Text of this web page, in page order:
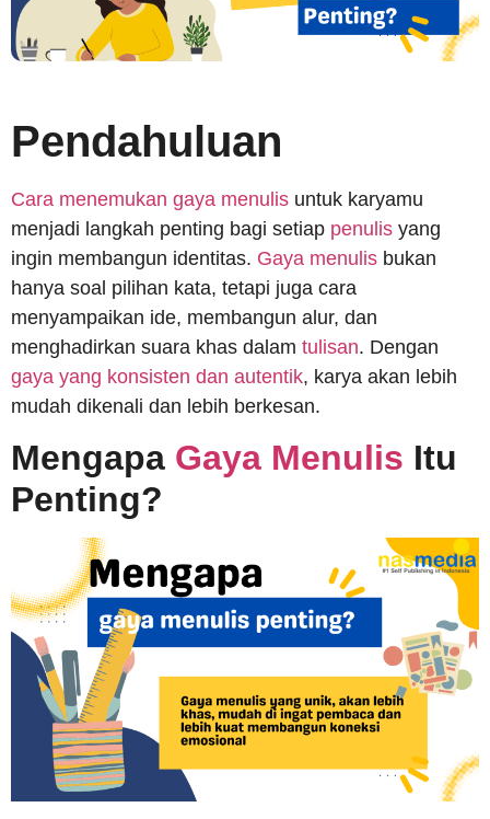
Pendahuluan
Cara menemukan gaya menulis untuk karyamu
menjadi langkah penting bagi setiap penulis yang
ingin membangun identitas. Gaya menulis bukan
hanya soal pilihan kata, tetapi juga cara
menyampaikan ide, membangun alur, dan
menghadirkan suara khas dalam tulisan. Dengan
gaya yang konsisten dan autentik, karya akan lebih
mudah dikenali dan lebih berkesan.
Mengapa Gaya Menulis Itu
Penting?